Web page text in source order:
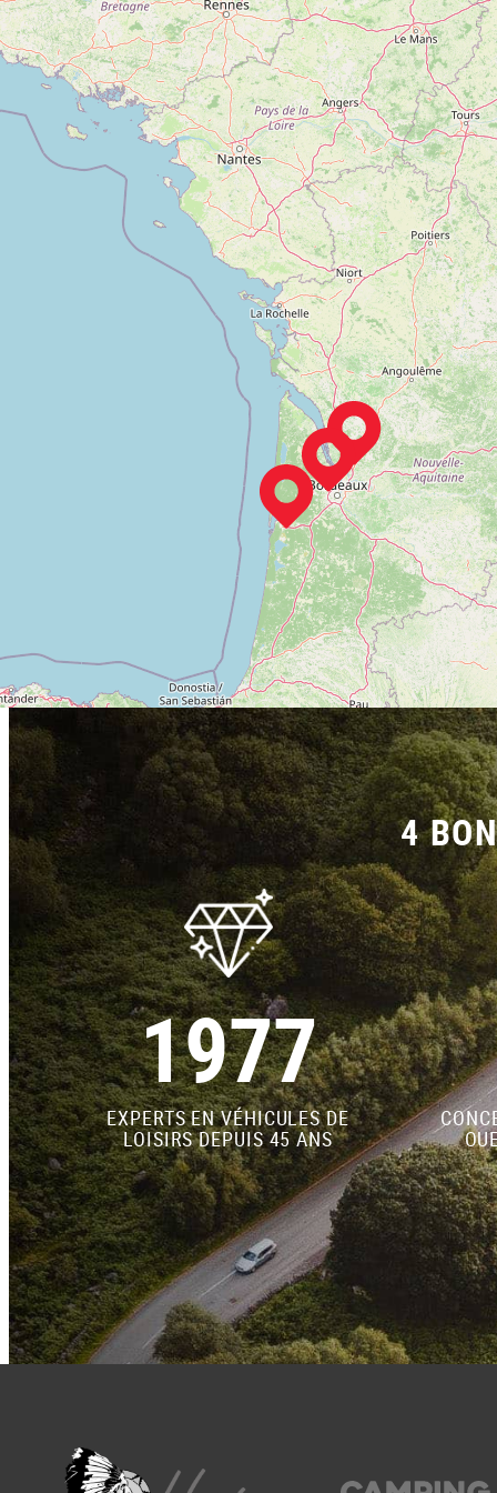
4
1977
EXPERTS EN VÉHICULES DE
LOISIRS DEPUIS 45 ANS